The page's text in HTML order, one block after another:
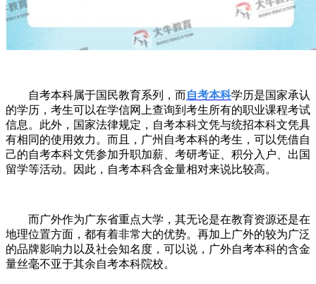
自考本科属于国民教育系列，而自考本科学历是国家承认
的学历，考生可以在学信网上查询到考生所有的职业课程考试
信息。此外，国家法律规定，自考本科文凭与统招本科文凭具
有相同的使用效力。而且，广州自考本科的考生，可以凭借自
己的自考本科文凭参加升职加薪、考研考证、积分入户、出国
留学等活动。因此，自考本科含金量相对来说比较高。
而广外作为广东省重点大学，其无论是在教育资源还是在
地理位置方面，都有着非常大的优势。再加上广外的较为广泛
的品牌影响力以及社会知名度，可以说，广外自考本科的含金
量丝毫不亚于其余自考本科院校。